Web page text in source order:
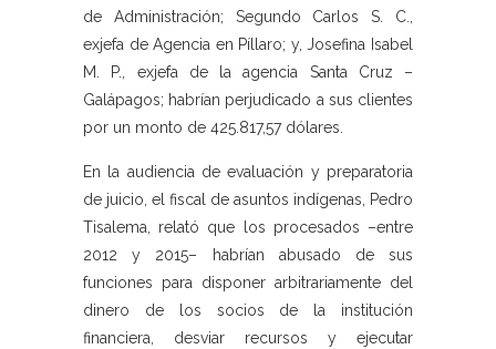
de Administración; Segundo Carlos S. C.,
exjefa de Agencia en Píllaro; y, Josefina Isabel
M. P., exjefa de la agencia Santa Cruz –
Galápagos; habrían perjudicado a sus clientes
por un monto de 425.817,57 dólares.
En la audiencia de evaluación y preparatoria
de juicio, el fiscal de asuntos indígenas, Pedro
Tisalema, relató que los procesados –entre
2012 y 2015– habrían abusado de sus
funciones para disponer arbitrariamente del
dinero de los socios de la institución
financiera, desviar recursos y ejecutar